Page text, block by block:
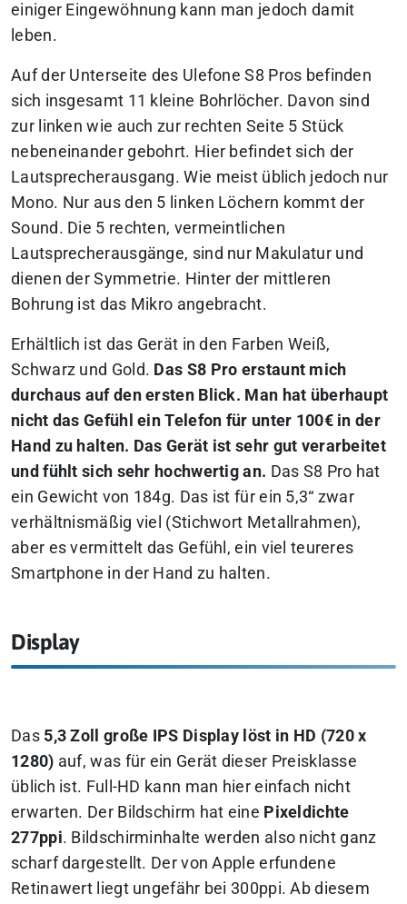
einiger Eingewöhnung kann man jedoch damit
leben.
Auf der Unterseite des Ulefone S8 Pros befinden
sich insgesamt 11 kleine Bohrlöcher. Davon sind
zur linken wie auch zur rechten Seite 5 Stück
nebeneinander gebohrt. Hier befindet sich der
Lautsprecherausgang. Wie meist üblich jedoch nur
Mono. Nur aus den 5 linken Löchern kommt der
Sound. Die 5 rechten, vermeintlichen
Lautsprecherausgänge, sind nur Makulatur und
dienen der Symmetrie. Hinter der mittleren
Bohrung ist das Mikro angebracht.
Erhältlich ist das Gerät in den Farben Weiß,
Schwarz und Gold. Das S8 Pro erstaunt mich
durchaus auf den ersten Blick. Man hat überhaupt
nicht das Gefühl ein Telefon für unter 100€ in der
Hand zu halten. Das Gerät ist sehr gut verarbeitet
und fühlt sich sehr hochwertig an. Das S8 Pro hat
ein Gewicht von 184g. Das ist für ein 5,3“ zwar
verhältnismäßig viel (Stichwort Metallrahmen),
aber es vermittelt das Gefühl, ein viel teureres
Smartphone in der Hand zu halten.
Display
Das 5,3 Zoll große IPS Display löst in HD (720 x
1280) auf, was für ein Gerät dieser Preisklasse
üblich ist. Full-HD kann man hier einfach nicht
erwarten. Der Bildschirm hat eine Pixeldichte
277ppi. Bildschirminhalte werden also nicht ganz
scharf dargestellt. Der von Apple erfundene
Retinawert liegt ungefähr bei 300ppi. Ab diesem